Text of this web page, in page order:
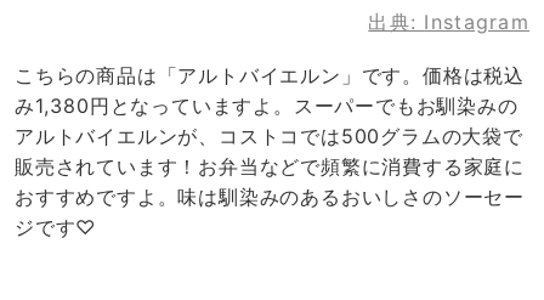
出典: Instagram
こちらの商品は「アルトバイエルン」です。価格は税込
み1,380円となっていますよ。スーパーでもお馴染みの
アルトバイエルンが、コストコでは500グラムの大袋で
販売されています！お弁当などで頻繁に消費する家庭に
おすすめですよ。味は馴染みのあるおいしさのソーセー
ジです♡